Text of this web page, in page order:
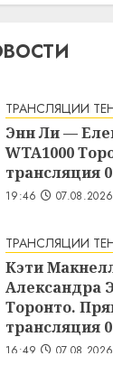
ТРАНСЛЯЦИИ
Энн Ли —
WTA1000
трансляция
19:46 07.08.2026
ТРАНСЛЯЦИИ
Кэти
Александра
Торонто.
трансляция
16:49 07.08.2026